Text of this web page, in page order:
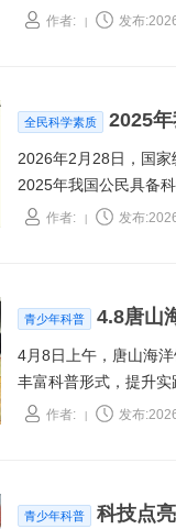
发展，更好服务公民
作者: 发布
全民科学素质 2025
2026年2月28日，国
2025年我国公民具备
作者: 发布
青少年科普 4.8唐山
4月8日上午，唐山海
丰富科普形式，提升实
作者: 发布
青少年科普 科技点